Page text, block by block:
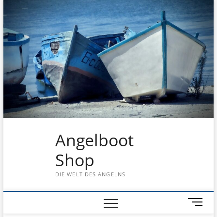
to
content
Angelboot
Shop
DIE WELT DES ANGELNS
M
e